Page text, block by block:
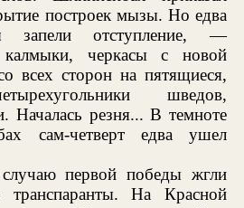
построек мызы. Но едва
запели отступление, —
калмыки, черкасы с новой
всех сторон на пятящиеся,
шведов,
Началась резня... В темноте
сам-четверт едва ушел
первой победы жгли
На Красной